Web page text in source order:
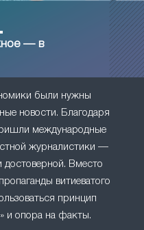
были нужны
новости. Благодаря
международные
журналистики —
достоверной. Вместо
витиеватого
принцип
и опора на факты.
— в